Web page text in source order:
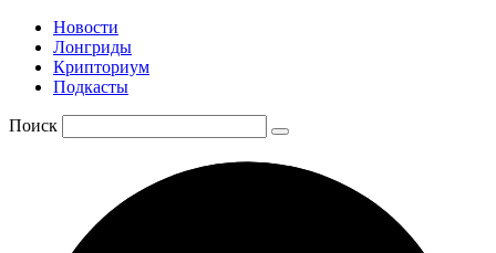
Новости
Лонгриды
Крипториум
Подкасты
Поиск